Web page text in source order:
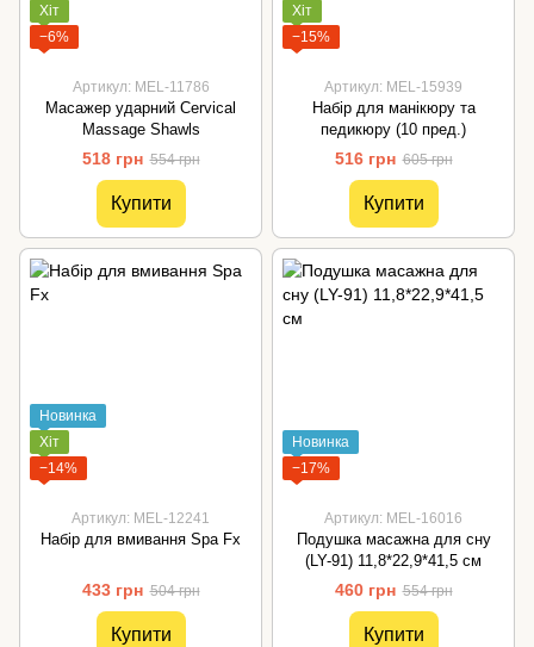
Хіт
−6%
Артикул: MEL-11786
Масажер ударний Cervical
Massage Shawls
518 грн 554 грн
Купити
Хіт
−15%
Артикул: MEL-15939
Набір для манікюру та
педикюру (10 пред.)
516 грн 605 грн
Купити
Новинка
Хіт
−14%
Артикул: MEL-12241
Набір для вмивання Spa Fx
433 грн 504 грн
Купити
Новинка
−17%
Артикул: MEL-16016
Подушка масажна для сну
(LY-91) 11,8*22,9*41,5 см
460 грн 554 грн
Купити